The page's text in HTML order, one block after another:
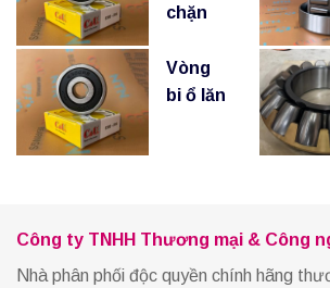
chặn
Vòng
bi ổ lăn
Công ty TNHH Thương mại & Công
Nhà phân phối độc quyền chính hãng